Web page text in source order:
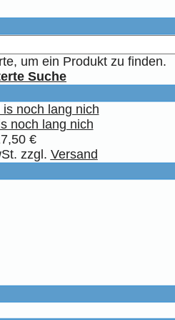
um ein Produkt zu finden.
Suche
noch lang nich
€
zzgl. Versand